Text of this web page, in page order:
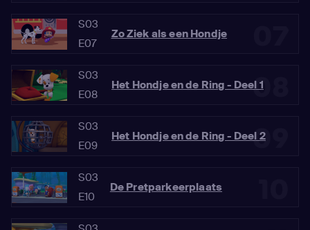
S03
E07
Zo Ziek als een Hondje
08
S03
E08
Het Hondje en de Ring - Deel 1
09
S03
E09
Het Hondje en de Ring - Deel 2
S03
E10
De Pretparkeerplaats